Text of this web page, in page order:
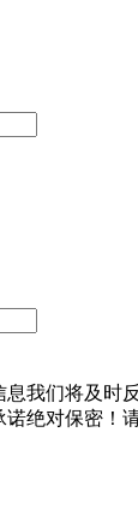
息我们将及时
绝对保密！